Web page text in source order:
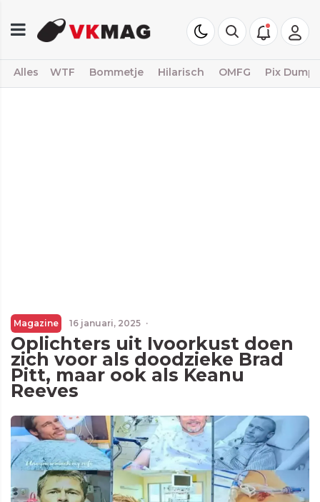
Alles WTF Bommetje Hilarisch OMFG Pix Dump
Magazine 16 januari, 2025 ·
Oplichters uit Ivoorkust doen
zich voor als doodzieke Brad
Pitt, maar ook als Keanu
Reeves